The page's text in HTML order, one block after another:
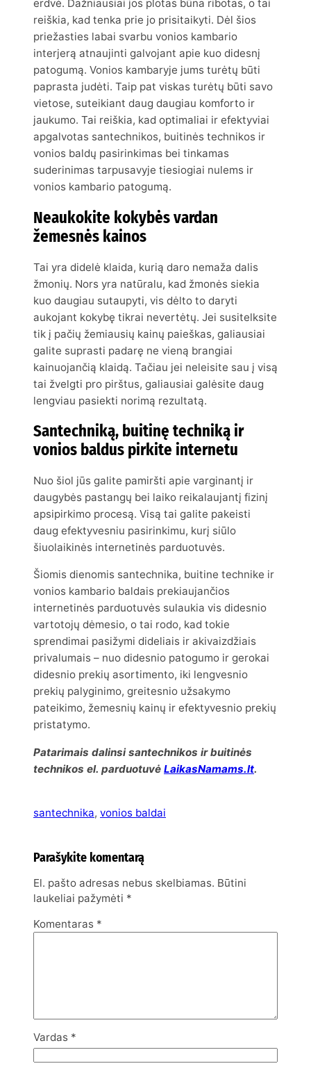
erdvė. Dažniausiai jos plotas būna ribotas, o tai
reiškia, kad tenka prie jo prisitaikyti. Dėl šios
priežasties labai svarbu vonios kambario
interjerą atnaujinti galvojant apie kuo didesnį
patogumą. Vonios kambaryje jums turėtų būti
paprasta judėti. Taip pat viskas turėtų būti savo
vietose, suteikiant daug daugiau komforto ir
jaukumo. Tai reiškia, kad optimaliai ir efektyviai
apgalvotas santechnikos, buitinės technikos ir
vonios baldų pasirinkimas bei tinkamas
suderinimas tarpusavyje tiesiogiai nulems ir
vonios kambario patogumą.
Neaukokite kokybės vardan
žemesnės kainos
Tai yra didelė klaida, kurią daro nemaža dalis
žmonių. Nors yra natūralu, kad žmonės siekia
kuo daugiau sutaupyti, vis dėlto to daryti
aukojant kokybę tikrai nevertėtų. Jei susitelksite
tik į pačių žemiausių kainų paieškas, galiausiai
galite suprasti padarę ne vieną brangiai
kainuojančią klaidą. Tačiau jei neleisite sau į visą
tai žvelgti pro pirštus, galiausiai galėsite daug
lengviau pasiekti norimą rezultatą.
Santechniką, buitinę techniką ir
vonios baldus pirkite internetu
Nuo šiol jūs galite pamiršti apie varginantį ir
daugybės pastangų bei laiko reikalaujantį fizinį
apsipirkimo procesą. Visą tai galite pakeisti
daug efektyvesniu pasirinkimu, kurį siūlo
šiuolaikinės internetinės parduotuvės.
Šiomis dienomis santechnika, buitine technike ir
vonios kambario baldais prekiaujančios
internetinės parduotuvės sulaukia vis didesnio
vartotojų dėmesio, o tai rodo, kad tokie
sprendimai pasižymi dideliais ir akivaizdžiais
privalumais – nuo didesnio patogumo ir gerokai
didesnio prekių asortimento, iki lengvesnio
prekių palyginimo, greitesnio užsakymo
pateikimo, žemesnių kainų ir efektyvesnio prekių
pristatymo.
Patarimais dalinsi santechnikos ir buitinės
technikos el. parduotuvė LaikasNamams.lt.
santechnika, vonios baldai
Parašykite komentarą
El. pašto adresas nebus skelbiamas. Būtini
laukeliai pažymėti *
Komentaras *
Vardas *